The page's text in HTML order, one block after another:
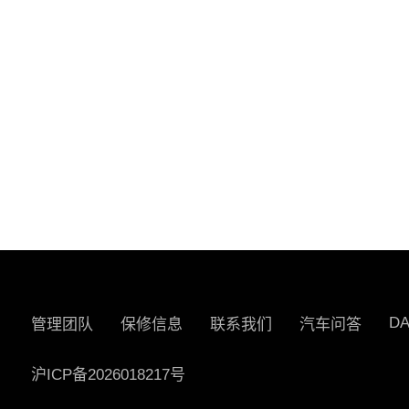
管理团队 保修信息 联系我们 汽车问答
沪ICP备2026018217号